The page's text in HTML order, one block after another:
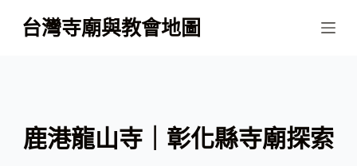
跳
至
台灣寺廟與教會地圖
鹿港龍山寺｜彰化縣寺廟探索